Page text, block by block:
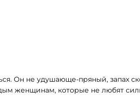
Он не удушающе-пряный, запах
женщинам, которые не любят